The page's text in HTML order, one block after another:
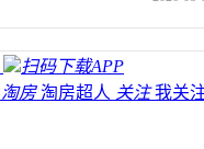
扫码下载APP
淘房 淘房超人 关注 我关